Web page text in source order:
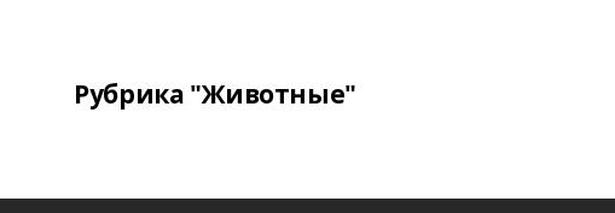
Рубрика "Животные"